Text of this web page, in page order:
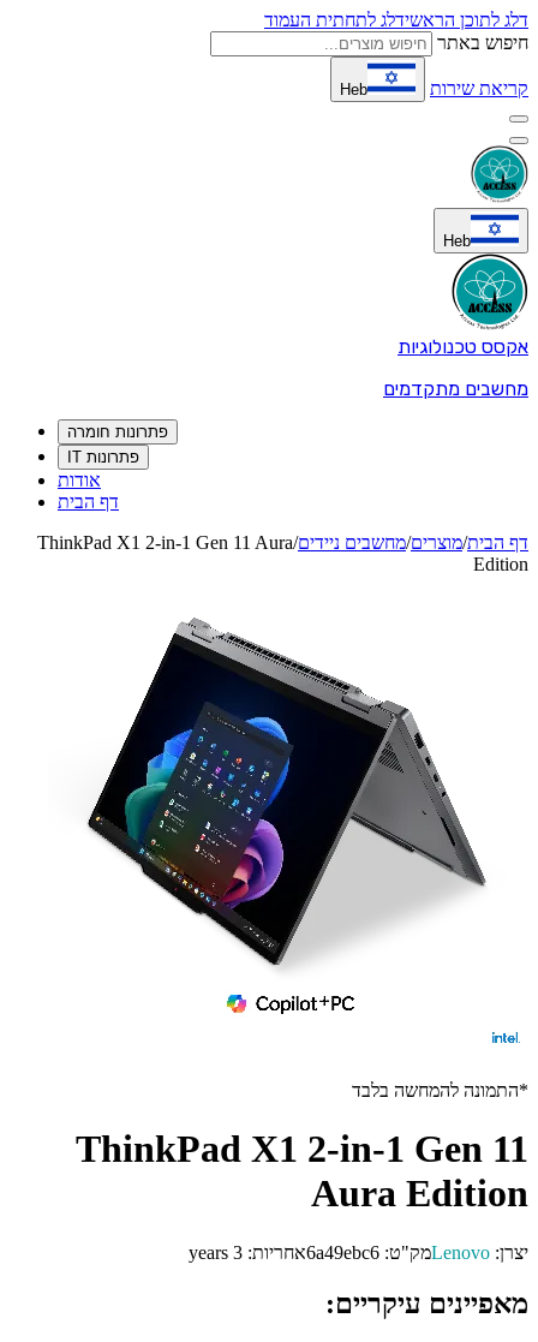
דלג לתוכן הראשידלג לתחתית העמוד
חיפוש באתר
קריאת שירות Heb
Heb
אקסס טכנולוגיות
מחשבים מתקדמים
פתרונות חומרה
פתרונות IT
אודות
דף הבית
דף הבית/מוצרים/מחשבים ניידים/
ThinkPad X1 2-in-1 Gen 11 Aura
Edition
*התמונה להמחשה בלבד
ThinkPad X1 2-in-1 Gen 11
Aura Edition
יצרן: Lenovoמק"ט: 6a49ebc6אחריות: 3 years
מאפיינים עיקריים: